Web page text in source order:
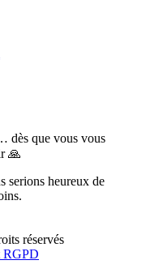
dès que vous vous
🙏
serions heureux de
réservés
RGPD